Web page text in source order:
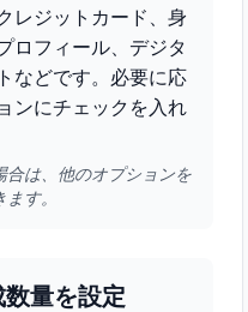
レジットカード、身
ロフィール、デジタ
などです。必要に応
ンにチェックを入れ
合は、他のオプションを
す。
量を設定